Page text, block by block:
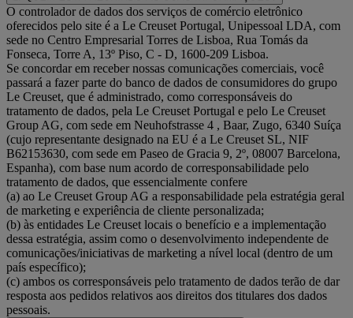
O controlador de dados dos serviços de comércio eletrônico
oferecidos pelo site é a Le Creuset Portugal, Unipessoal LDA, com
sede no Centro Empresarial Torres de Lisboa, Rua Tomás da
Fonseca, Torre A, 13º Piso, C - D, 1600-209 Lisboa.
Se concordar em receber nossas comunicações comerciais, você
passará a fazer parte do banco de dados de consumidores do grupo
Le Creuset, que é administrado, como corresponsáveis do
tratamento de dados, pela Le Creuset Portugal e pelo Le Creuset
Group AG, com sede em Neuhofstrasse 4 , Baar, Zugo, 6340 Suíça
(cujo representante designado na EU é a Le Creuset SL, NIF
B62153630, com sede em Paseo de Gracia 9, 2º, 08007 Barcelona,
Espanha), com base num acordo de corresponsabilidade pelo
tratamento de dados, que essencialmente confere
(a) ao Le Creuset Group AG a responsabilidade pela estratégia geral
de marketing e experiência de cliente personalizada;
(b) às entidades Le Creuset locais o benefício e a implementação
dessa estratégia, assim como o desenvolvimento independente de
comunicações/iniciativas de marketing a nível local (dentro de um
país específico);
(c) ambos os corresponsáveis pelo tratamento de dados terão de dar
resposta aos pedidos relativos aos direitos dos titulares dos dados
pessoais.